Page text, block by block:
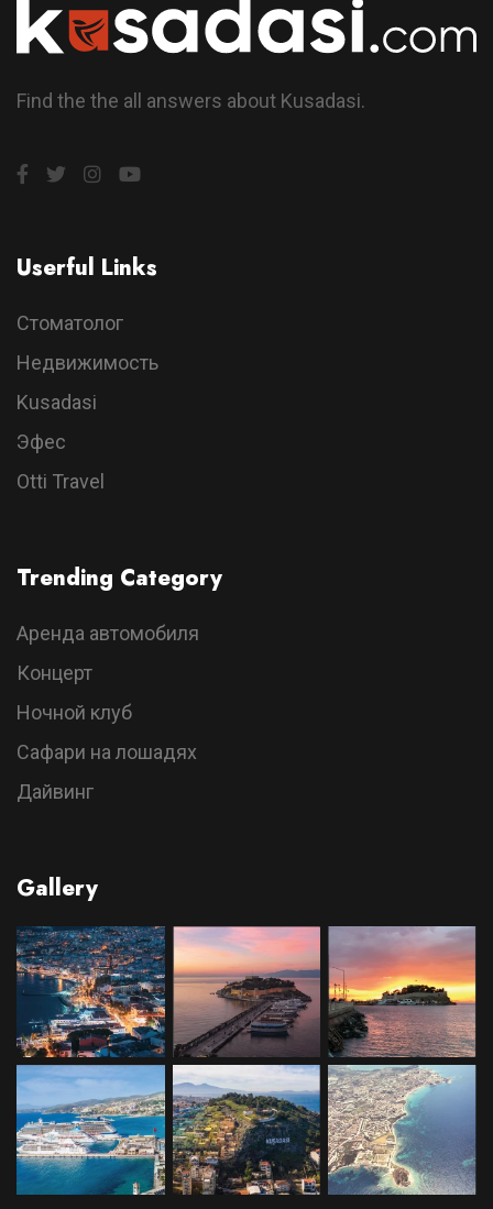
Find the the all answers about Kusadasi.
Userful Links
Стоматолог
Недвижимость
Kusadasi
Эфес
Otti Travel
Trending Category
Аренда автомобиля
Концерт
Ночной клуб
Сафари на лошадях
Дайвинг
Gallery